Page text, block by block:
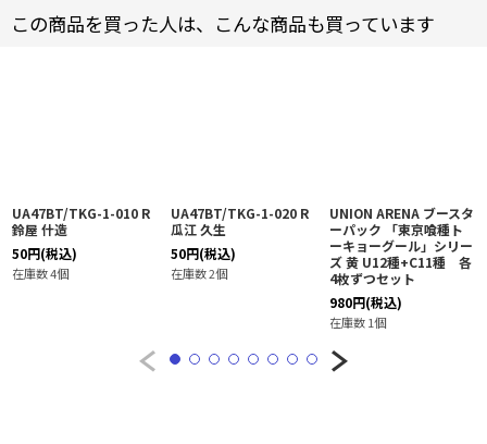
この商品を買った人は、こんな商品も買っています
UA47BT/TKG-1-010 R
鈴屋 什造
50円(税込)
在庫数 4個
UA47BT/TKG-1-020 R
瓜江 久生
50円(税込)
在庫数 2個
UNION ARENA ブースタ
ーパック 「東京喰種ト
ーキョーグール」シリー
ズ 黄 U12種+C11種 各
4枚ずつセット
980円(税込)
在庫数 1個